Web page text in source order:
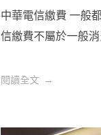
中華電信繳費 一般
信繳費不屬於一般
閱讀全文